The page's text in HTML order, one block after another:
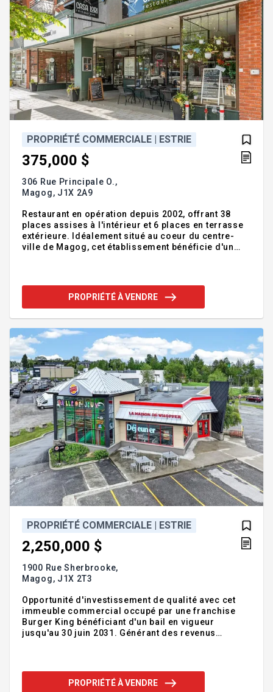
PROPRIÉTÉ COMMERCIALE | ESTRIE
375,000 $
306 Rue Principale O.,
Magog, J1X 2A9
Restaurant en opération depuis 2002, offrant 38
places assises à l'intérieur et 6 places en terrasse
extérieure. Idéalement situé au coeur du centre-
ville de Magog, cet établissement bénéficie d'un
poursuivre les activités sans délai. Une occasion
clé en main à saisir, avec possibilité de
téléphone, l'achalandage, tous les droits et
PROPRIÉTÉ À VENDRE
PROPRIÉTÉ COMMERCIALE | ESTRIE
2,250,000 $
1900 Rue Sherbrooke,
Magog, J1X 2T3
Opportunité d'investissement de qualité avec cet
immeuble commercial occupé par une franchise
Burger King bénéficiant d'un bail en vigueur
jusqu'au 30 juin 2031. Générant des revenus
scolaires, est assumé par le locataire. Construit en
2001 pour répondre aux besoins de la restauration
PROPRIÉTÉ À VENDRE